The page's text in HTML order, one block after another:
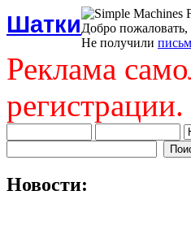
ШаткиДобро пожаловать,
Не получили
Реклама
регистрации.
Новости: